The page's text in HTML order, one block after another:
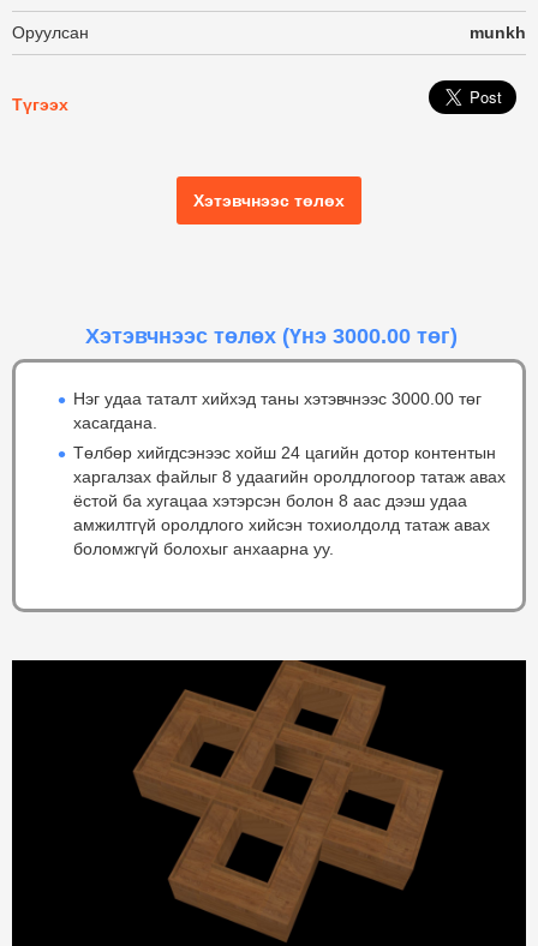
Оруулсан munkh
Түгээх
Хэтэвчнээс төлөх
Хэтэвчнээс төлөх (Үнэ 3000.00 төг)
Нэг удаа таталт хийхэд таны хэтэвчнээс 3000.00 төг
хасагдана.
Төлбөр хийгдсэнээс хойш 24 цагийн дотор контентын
харгалзах файлыг 8 удаагийн оролдлогоор татаж авах
ёстой ба хугацаа хэтэрсэн болон 8 аас дээш удаа
амжилтгүй оролдлого хийсэн тохиолдолд татаж авах
боломжгүй болохыг анхаарна уу.